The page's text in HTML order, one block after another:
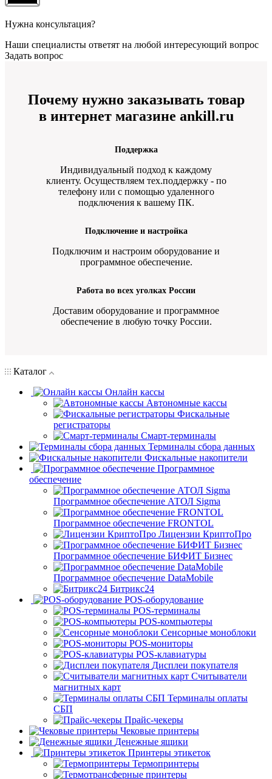
Нужна консультация?
Наши специалисты ответят на любой интересующий вопрос
Задать вопрос
Почему нужно заказывать товар
в интернет магазине ankill.ru
Поддержка
Индивидуальный подход к каждому
клиенту. Осуществляем тех.поддержку - по
телефону или с помощью удаленного
подключения к вашему ПК.
Подключение и настройка
Подключим и настроим оборудование и
программное обеспечение.
Работа во всех уголках России
Доставим оборудование и программное
обеспечение в любую точку России.
Каталог
Онлайн кассы
Автономные кассы
Фискальные
регистраторы
Смарт-терминалы
Терминалы сбора данных
Фискальные накопители
Программное
обеспечение
Программное обеспечение АТОЛ Sigma
Программное обеспечение FRONTOL
Лицензии КриптоПро
Программное обеспечение БИФИТ Бизнес
Программное обеспечение DataMobile
Битрикс24
POS-оборудование
POS-терминалы
POS-компьютеры
Сенсорные моноблоки
POS-мониторы
POS-клавиатуры
Дисплеи покупателя
Считыватели
магнитных карт
Терминалы оплаты
СБП
Прайс-чекеры
Чековые принтеры
Денежные ящики
Принтеры этикеток
Термопринтеры